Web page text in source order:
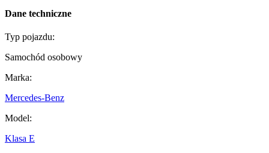
Dane techniczne
Typ pojazdu:
Samochód osobowy
Marka:
Mercedes-Benz
Model:
Klasa E